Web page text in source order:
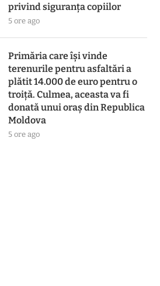
privind siguranța copiilor
5 ore ago
Primăria care își vinde
terenurile pentru asfaltări a
plătit 14.000 de euro pentru o
troiță. Culmea, aceasta va fi
donată unui oraș din Republica
Moldova
5 ore ago